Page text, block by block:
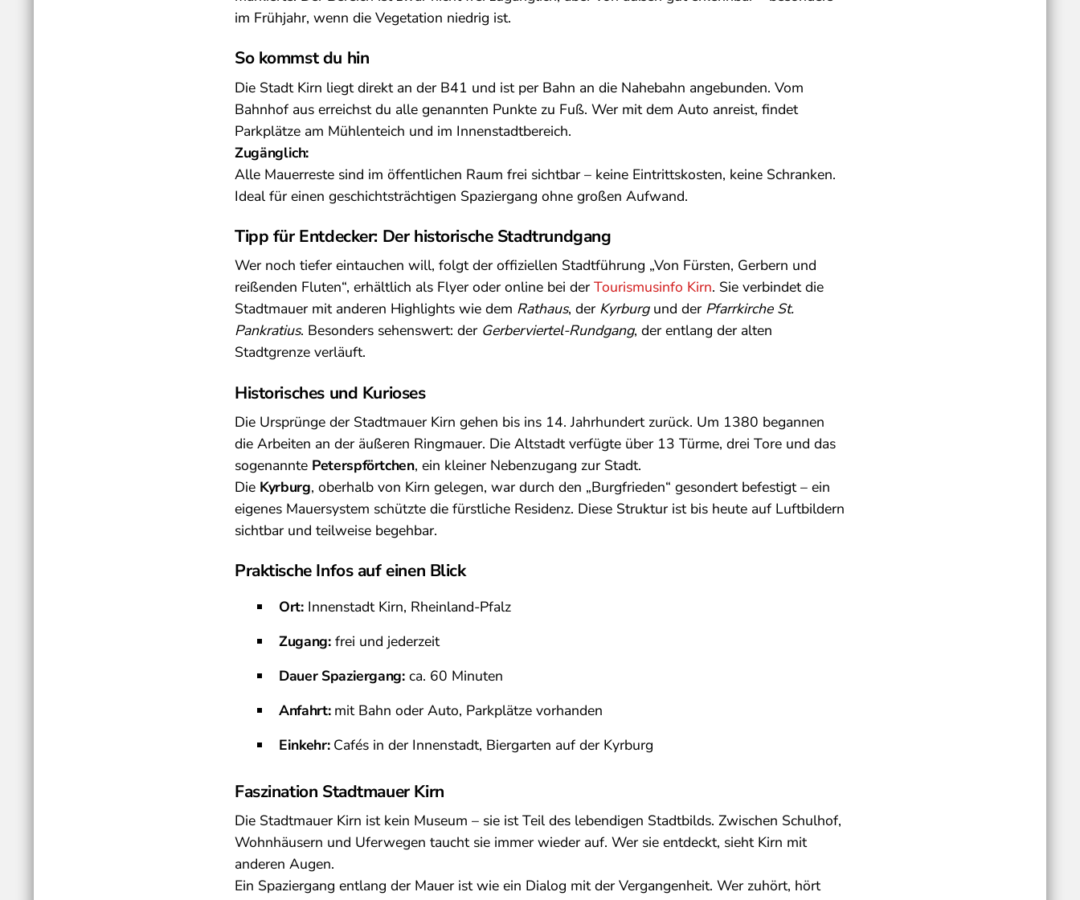
im Frühjahr, wenn die Vegetation niedrig ist.
So kommst du hin
Die Stadt Kirn liegt direkt an der B41 und ist per Bahn an die Nahebahn angebunden. Vom
Bahnhof aus erreichst du alle genannten Punkte zu Fuß. Wer mit dem Auto anreist, findet
Parkplätze am Mühlenteich und im Innenstadtbereich.
Zugänglich:
Alle Mauerreste sind im öffentlichen Raum frei sichtbar – keine Eintrittskosten, keine Schranken.
Ideal für einen geschichtsträchtigen Spaziergang ohne großen Aufwand.
Tipp für Entdecker: Der historische Stadtrundgang
Wer noch tiefer eintauchen will, folgt der offiziellen Stadtführung „Von Fürsten, Gerbern und
reißenden Fluten“, erhältlich als Flyer oder online bei der Tourismusinfo Kirn. Sie verbindet die
Stadtmauer mit anderen Highlights wie dem Rathaus, der Kyrburgund der Pfarrkirche St.
Pankratius. Besonders sehenswert: der Gerberviertel-Rundgang, der entlang der alten
Stadtgrenze verläuft.
Historisches und Kurioses
Die Ursprünge der Stadtmauer Kirn gehen bis ins 14. Jahrhundert zurück. Um 1380 begannen
die Arbeiten an der äußeren Ringmauer. Die Altstadt verfügte über 13 Türme, drei Tore und das
sogenannte Peterspförtchen, ein kleiner Nebenzugang zur Stadt.
Die Kyrburg, oberhalb von Kirn gelegen, war durch den „Burgfrieden“ gesondert befestigt – ein
eigenes Mauersystem schützte die fürstliche Residenz. Diese Struktur ist bis heute auf Luftbildern
sichtbar und teilweise begehbar.
Praktische Infos auf einen Blick
Ort:Innenstadt Kirn, Rheinland-Pfalz
Zugang:frei und jederzeit
Dauer Spaziergang:ca. 60 Minuten
Anfahrt:mit Bahn oder Auto, Parkplätze vorhanden
Einkehr:Cafés in der Innenstadt, Biergarten auf der Kyrburg
Faszination Stadtmauer Kirn
Die Stadtmauer Kirn ist kein Museum – sie ist Teil des lebendigen Stadtbilds. Zwischen Schulhof,
Wohnhäusern und Uferwegen taucht sie immer wieder auf. Wer sie entdeckt, sieht Kirn mit
anderen Augen.
Ein Spaziergang entlang der Mauer ist wie ein Dialog mit der Vergangenheit. Wer zuhört, hört